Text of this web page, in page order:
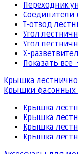
Переходник
Соединители
Т-отвод
Угол
Угол
Х-
Показать все
Крышка
Крышки фасонных
Крышка
Крышка
Крышка
Крышка